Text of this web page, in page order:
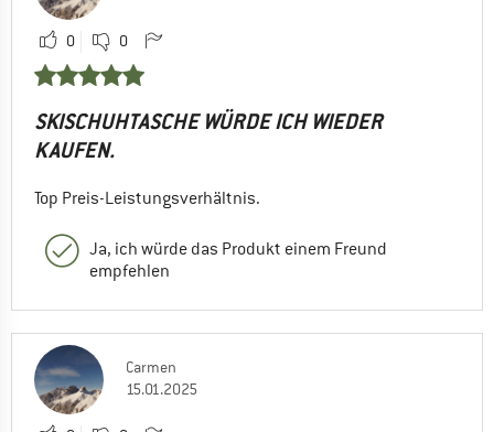
0 0
SKISCHUHTASCHE WÜRDE ICH WIEDER
KAUFEN.
Top Preis-Leistungsverhältnis.
Ja, ich würde das Produkt einem Freund
empfehlen
Carmen
15.01.2025